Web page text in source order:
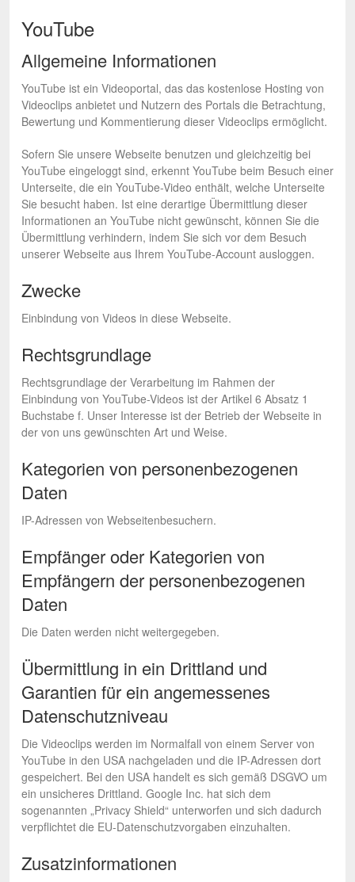
YouTube
Allgemeine Informationen
YouTube ist ein Videoportal, das das kostenlose Hosting von
Videoclips anbietet und Nutzern des Portals die Betrachtung,
Bewertung und Kommentierung dieser Videoclips ermöglicht.
Sofern Sie unsere Webseite benutzen und gleichzeitig bei
YouTube eingeloggt sind, erkennt YouTube beim Besuch einer
Unterseite, die ein YouTube-Video enthält, welche Unterseite
Sie besucht haben. Ist eine derartige Übermittlung dieser
Informationen an YouTube nicht gewünscht, können Sie die
Übermittlung verhindern, indem Sie sich vor dem Besuch
unserer Webseite aus Ihrem YouTube-Account ausloggen.
Zwecke
Einbindung von Videos in diese Webseite.
Rechtsgrundlage
Rechtsgrundlage der Verarbeitung im Rahmen der
Einbindung von YouTube-Videos ist der Artikel 6 Absatz 1
Buchstabe f. Unser Interesse ist der Betrieb der Webseite in
der von uns gewünschten Art und Weise.
Kategorien von personenbezogenen
Daten
IP-Adressen von Webseitenbesuchern.
Empfänger oder Kategorien von
Empfängern der personenbezogenen
Daten
Die Daten werden nicht weitergegeben.
Übermittlung in ein Drittland und
Garantien für ein angemessenes
Datenschutzniveau
Die Videoclips werden im Normalfall von einem Server von
YouTube in den USA nachgeladen und die IP-Adressen dort
gespeichert. Bei den USA handelt es sich gemäß DSGVO um
ein unsicheres Drittland. Google Inc. hat sich dem
sogenannten „Privacy Shield“ unterworfen und sich dadurch
verpflichtet die EU-Datenschutzvorgaben einzuhalten.
Zusatzinformationen